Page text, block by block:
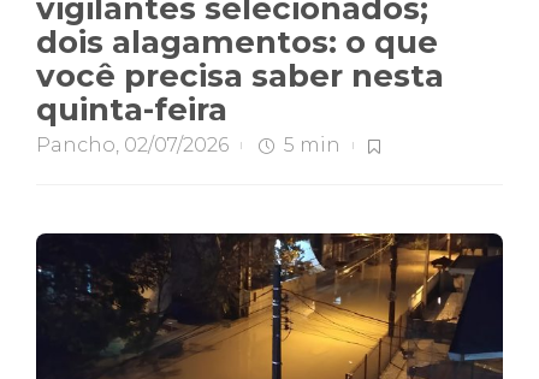
vigilantes selecionados;
dois alagamentos: o que
você precisa saber nesta
quinta-feira
Pancho, 02/07/2026 5 min